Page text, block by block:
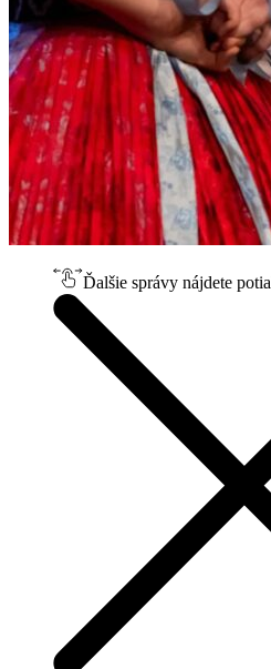
Ďalšie správy nájdete